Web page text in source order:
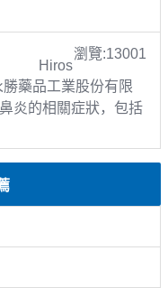
瀏覽:13001
Hiros
藥品工業股份有限
炎的相關症狀，包括